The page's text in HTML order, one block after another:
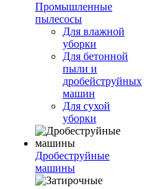
Промышленные
пылесосы
Для влажной
уборки
Для бетонной
пыли и
дробейструйных
машин
Для сухой
уборки
Дробеструйные
машины